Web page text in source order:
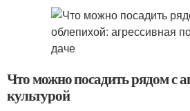
Что можно посадить рядом с
культурой